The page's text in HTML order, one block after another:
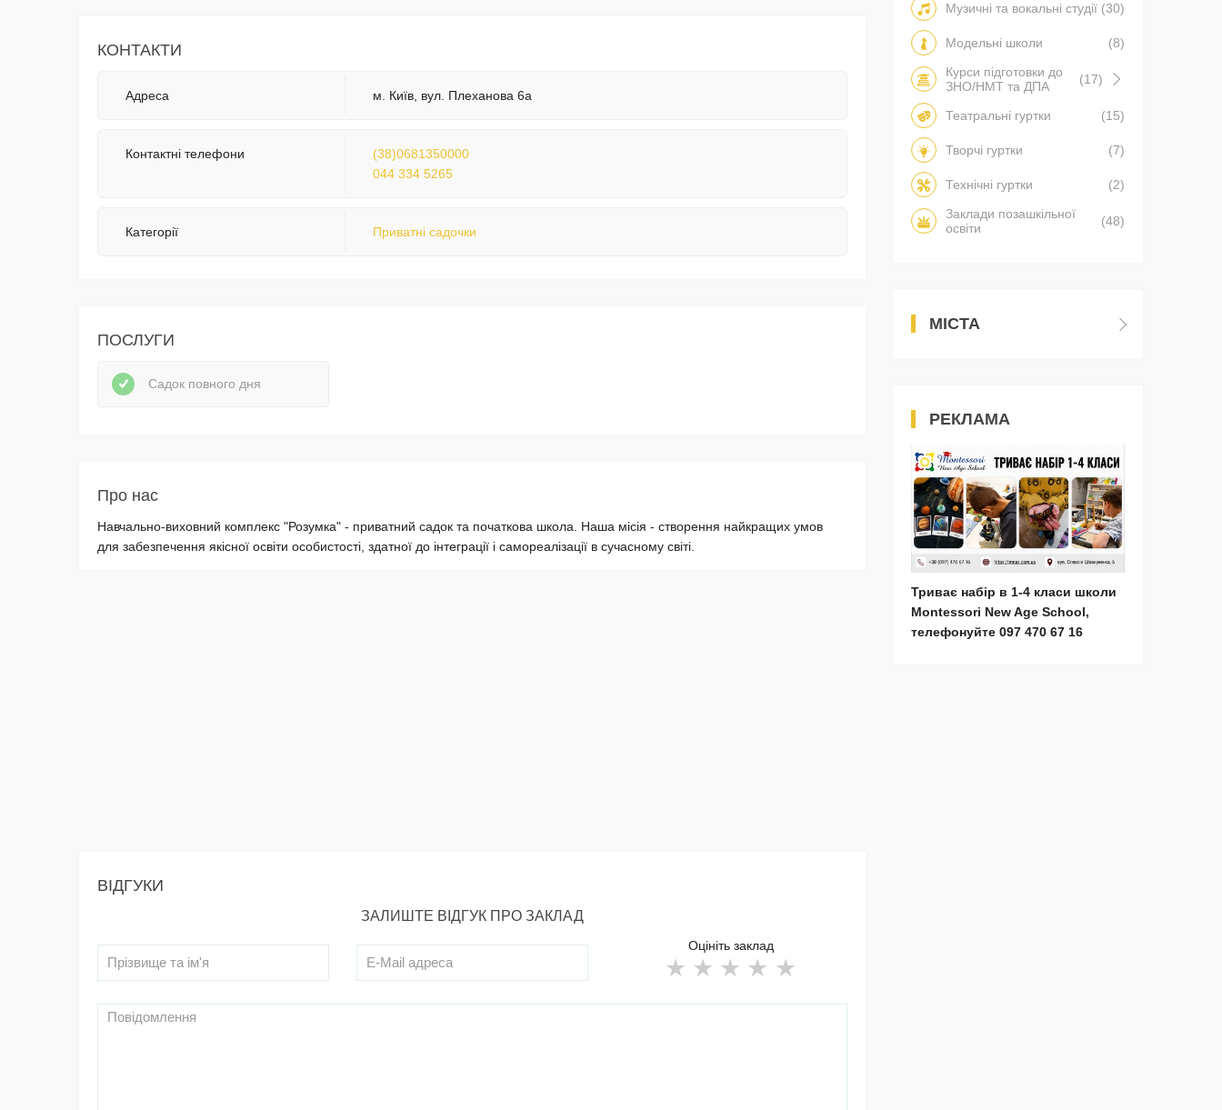
КОНТАКТИ
Адреса м. Київ, вул. Плеханова 6а
Контактні телефони
(38)0681350000
044 334 5265
Категорії Приватні садочки
ПОСЛУГИ
Садок повного дня
Про нас
Навчально-виховний комплекс "Розумка" - приватний садок та початкова школа. Наша місія - створення найкращих умов
для забезпечення якісної освіти особистості, здатної до інтеграції і самореалізації в сучасному світі.
ВІДГУКИ
ЗАЛИШТЕ ВІДГУК ПРО ЗАКЛАД
Оцініть заклад
Музичні та вокальні студії (30)
Модельні школи
(8)
Курси підготовки до
ЗНО/НМТ та ДПА
(17)
Театральні гуртки (15)
Творчі гуртки (7)
Технічні гуртки
(2)
Заклади позашкільної
освіти
(48)
МІСТА
РЕКЛАМА
Триває набір в 1-4 класи школи
Montessori New Age School,
телефонуйте 097 470 67 16